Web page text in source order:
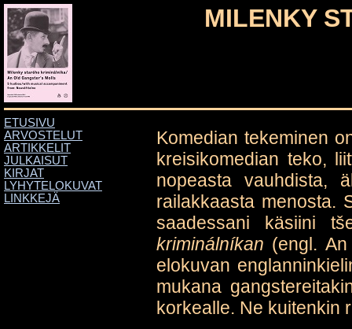
MILENKY
ETUSIVU
ARVOSTELUT
ARTIKKELIT
JULKAISUT
KIRJAT
LYHYTELOKUVAT
LINKKEJÄ
Komedian tekeminen
kreisikomedian teko,
nopeasta vauhdista,
railakkaasta menosta.
saadessani käsiini
kriminálníkan (engl.
elokuvan
mukana
korkealle. Ne kuitenkin